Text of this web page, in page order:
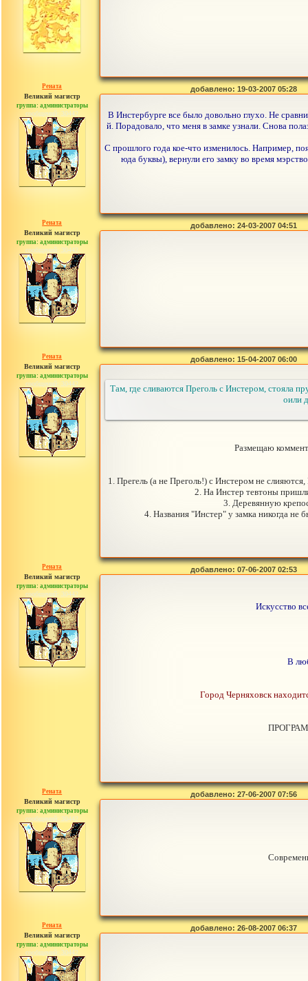
Рената
Великий магистр
группа: администраторы
сообщений: 30442
добавлено: 19-03-2007 05:28
В Инстербурге все было довольно глухо. Не
й. Порадовало, что меня в замке узнали. Снова
С прошлого года кое-что изменилось. Например,
юда буквы), вернули его замку во время
Рената
Великий магистр
группа: администраторы
сообщений: 30442
добавлено: 24-03-2007 04:51
Рената
Великий магистр
группа: администраторы
сообщений: 30442
добавлено: 15-04-2007 06:00
Там, где сливаются Преголь с Инстером, стояла
оили
Размещаю
1. Прегель (а не Преголь!) с Инстером не
2. На Инстер тевтоны
3. Деревянную
4. Названия "Инстер" у замка никогда не
Рената
Великий магистр
группа: администраторы
сообщений: 30442
добавлено: 07-06-2007 02:53
Искусство
В
Город Черняховск
Рената
Великий магистр
группа: администраторы
сообщений: 30442
добавлено: 27-06-2007 07:56
Рената
Великий магистр
группа: администраторы
сообщений: 30442
добавлено: 26-08-2007 06:37